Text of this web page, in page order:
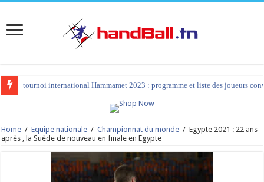
tournoi international Hammamet 2023 : programme et liste des joueurs
Home / Equipe nationale / Championnat du monde / Egypte 2021 : 22 ans
après , la Suède de nouveau en finale en Egypte